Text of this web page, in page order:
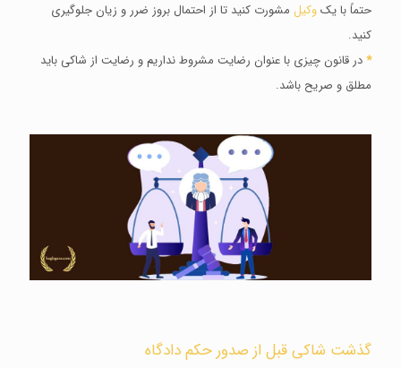
حتماً با یکوکیل مشورت کنید تا از احتمال بروز ضرر و زیان جلوگیری
کنید.
*در قانون چیزی با عنوان رضایت مشروط نداریم و رضایت از شاکی باید
مطلق و صریح باشد.
گذشت شاکی قبل از صدور حکم دادگاه